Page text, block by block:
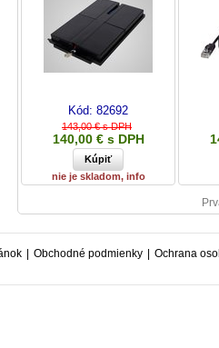
Kód: 82692
143,00 € s DPH
140,00 € s DPH
nie je skladom, info
Obchodné podmienky Ochrana